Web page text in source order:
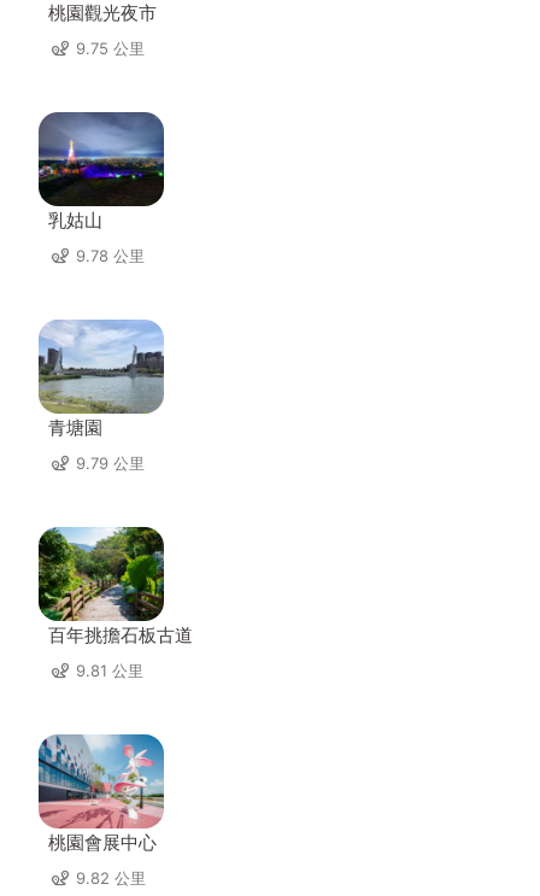
桃園觀光夜市
9.75 公里
乳姑山
9.78 公里
青塘園
9.79 公里
百年挑擔石板古道
9.81 公里
桃園會展中心
9.82 公里